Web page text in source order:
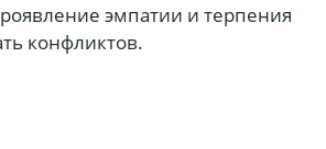
эмпатии и терпения
конфликтов.